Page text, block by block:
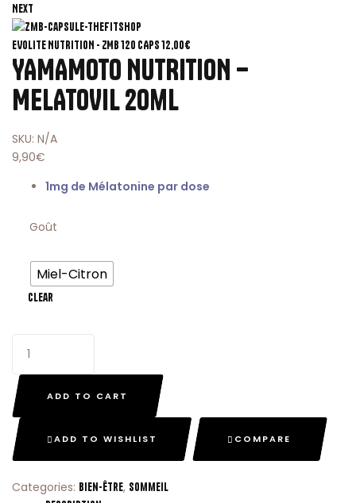
Next
EVOLITE NUTRITION - ZMB 120 CAPS12,00€
YAMAMOTO NUTRITION –
MELATOVIL 20ml
SKU: N/A
9,90€
1mg de Mélatonine par dose
Goût
Miel-Citron
Clear
ADD TO CART
ADD TO WISHLIST COMPARE
Categories: Bien-Être, Sommeil